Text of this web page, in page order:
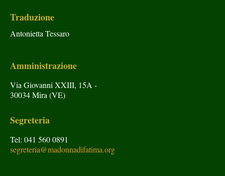
Traduzione
Antonietta Tessaro
Amministrazione
Via Giovanni XXIII, 15A -
30034 Mira (VE)
Segreteria
Tel: 041 560 0891
segreteria@madonnadifatima.org